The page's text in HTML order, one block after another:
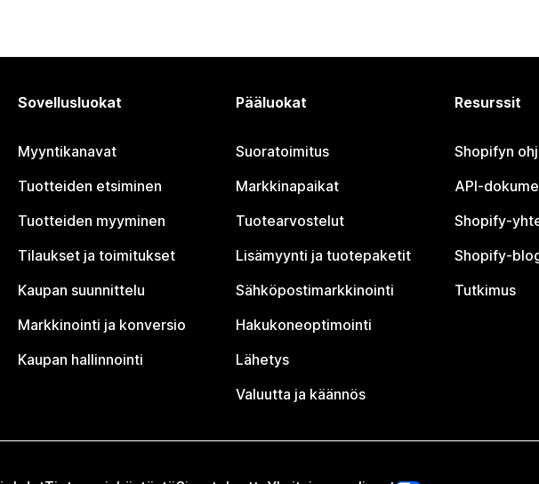
Sovellusluokat
Myyntikanavat
Tuotteiden etsiminen
Tuotteiden myyminen
Tilaukset ja toimitukset
Kaupan suunnittelu
Markkinointi ja konversio
Kaupan hallinnointi
Pääluokat
Suoratoimitus
Markkinapaikat
Tuotearvostelut
Lisämyynti ja tuotepaketit
Sähköpostimarkkinointi
Hakukoneoptimointi
Lähetys
Valuutta ja käännös
Resurssit
Shopifyn
API-
Shopify-
Shopify-
Tutkimus